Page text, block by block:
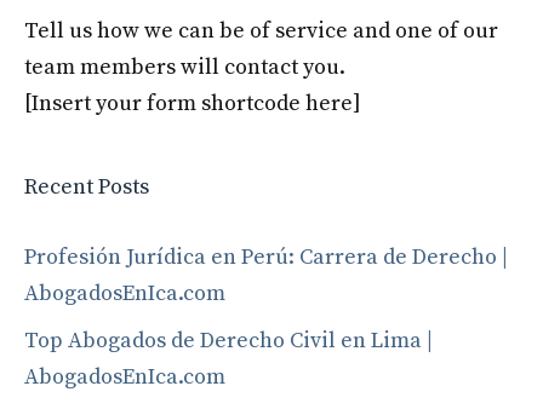
Tell us how we can be of service and one of our
team members will contact you.
[Insert your form shortcode here]
Recent Posts
Profesión Jurídica en Perú: Carrera de Derecho |
AbogadosEnIca.com
Top Abogados de Derecho Civil en Lima |
AbogadosEnIca.com